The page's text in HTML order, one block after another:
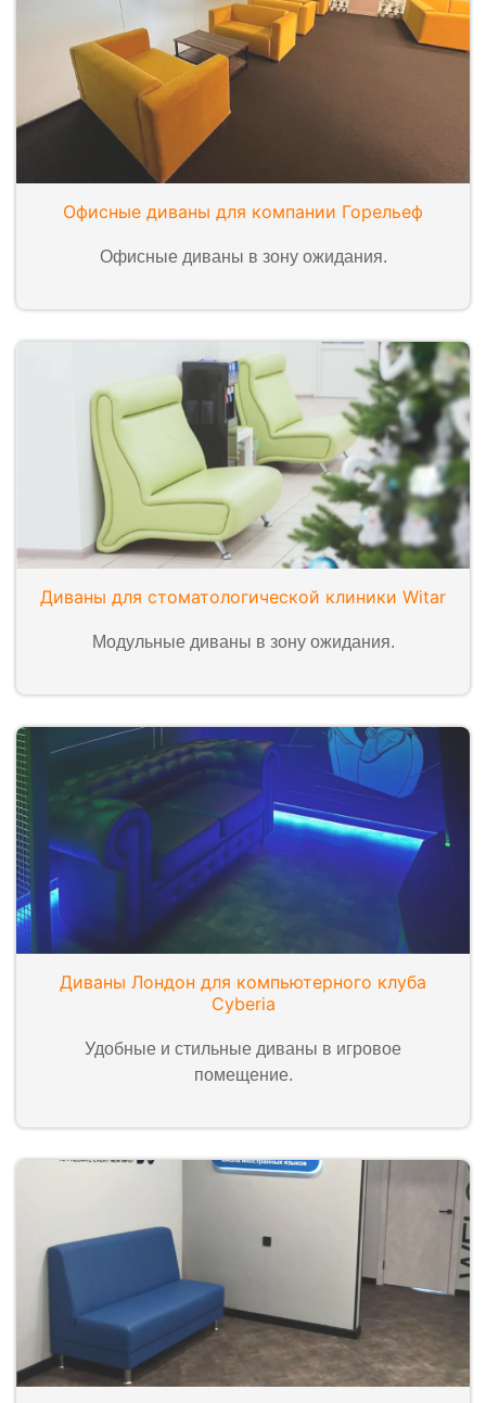
Офисные диваны для компании Горельеф
Офисные диваны в зону ожидания.
Диваны для стоматологической клиники Witar
Модульные диваны в зону ожидания.
Диваны Лондон для компьютерного клуба
Cyberia
Удобные и стильные диваны в игровое
помещение.